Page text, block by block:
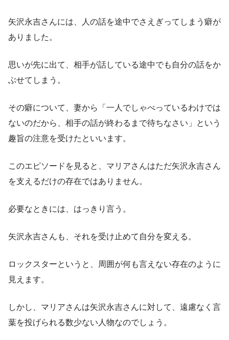
矢沢永吉さんには、人の話を途中でさえぎってしまう癖が
ありました。
思いが先に出て、相手が話している途中でも自分の話をか
ぶせてしまう。
その癖について、妻から「一人でしゃべっているわけでは
ないのだから、相手の話が終わるまで待ちなさい」という
趣旨の注意を受けたといいます。
このエピソードを見ると、マリアさんはただ矢沢永吉さん
を支えるだけの存在ではありません。
必要なときには、はっきり言う。
矢沢永吉さんも、それを受け止めて自分を変える。
ロックスターというと、周囲が何も言えない存在のように
見えます。
しかし、マリアさんは矢沢永吉さんに対して、遠慮なく言
葉を投げられる数少ない人物なのでしょう。